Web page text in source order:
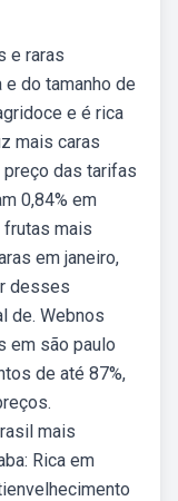
e raras
do tamanho de
e é rica
mais caras
preço das tarifas
0,84% em
frutas mais
em janeiro,
desses
de. Webnos
em são paulo
de até 87%,
mais
Rica em